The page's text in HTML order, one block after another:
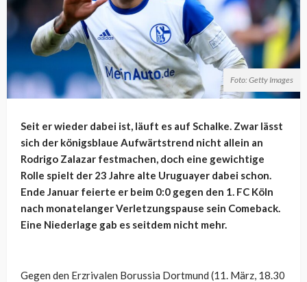
Foto: Getty Images
Seit er wieder dabei ist, läuft es auf Schalke. Zwar lässt
sich der königsblaue Aufwärtstrend nicht allein an
Rodrigo Zalazar festmachen, doch eine gewichtige
Rolle spielt der 23 Jahre alte Uruguayer dabei schon.
Ende Januar feierte er beim 0:0 gegen den 1. FC Köln
nach monatelanger Verletzungspause sein Comeback.
Eine Niederlage gab es seitdem nicht mehr.
Gegen den Erzrivalen Borussia Dortmund (11. März, 18.30